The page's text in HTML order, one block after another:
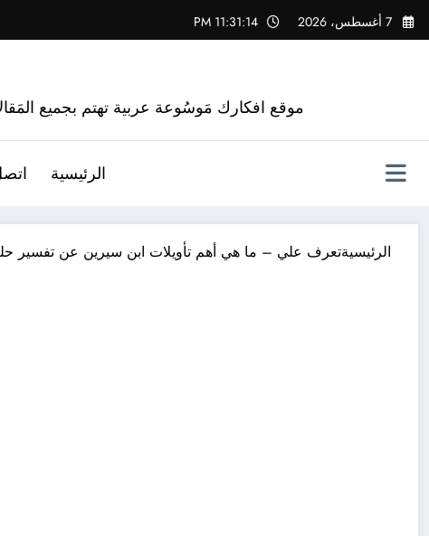
التجاوز
إلى
7 أغسطس، 2026 11:31:15 PM
موقع افكارك مَوسُوعة عربية تهتم بجميع
الرئيسية
الرئيسيةتعرف علي – ما هي أهم تأويلات ابن سيرين عن تفسير